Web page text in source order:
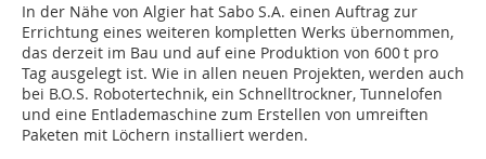
In der Nähe von Algier hat Sabo S.A. einen Auftrag zur
Errichtung eines weiteren kompletten Werks übernommen,
das derzeit im Bau und auf eine Produktion von 600 t pro
Tag ausgelegt ist. Wie in allen neuen Projekten, werden auch
bei B.O.S. Robotertechnik, ein Schnelltrockner, Tunnelofen
und eine Entlademaschine zum Erstellen von umreiften
Paketen mit Löchern installiert werden.